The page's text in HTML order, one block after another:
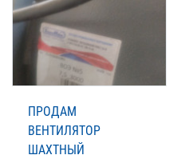
ПРОДАМ
ВЕНТИЛЯТОР
ШАХТНЫЙ